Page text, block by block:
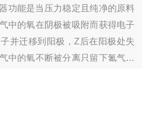
功能是当压力稳定且纯净的原料
中的氧在阴极被吸附而获得电子
并迁移到阳极，Z后在阳极处失
中的氧不断被分离只留下氮气。